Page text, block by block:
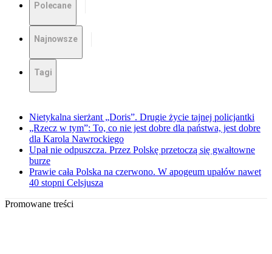
Polecane
Najnowsze
Tagi
Nietykalna sierżant „Doris”. Drugie życie tajnej policjantki
„Rzecz w tym”: To, co nie jest dobre dla państwa, jest dobre
dla Karola Nawrockiego
Upał nie odpuszcza. Przez Polskę przetoczą się gwałtowne
burze
Prawie cała Polska na czerwono. W apogeum upałów nawet
40 stopni Celsjusza
Promowane treści